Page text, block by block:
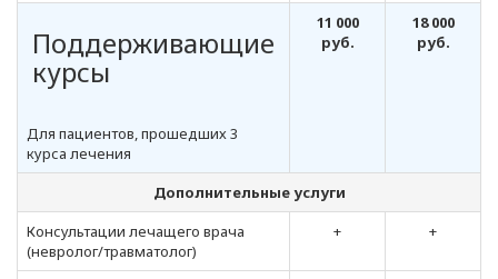
Поддерживающие
курсы
Для пациентов, прошедших 3
курса лечения
11 000
руб.
18 000
руб.
Дополнительные услуги
Консультации лечащего врача
(невролог/травматолог)
+ +